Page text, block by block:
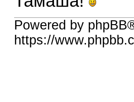
Powered by
https://